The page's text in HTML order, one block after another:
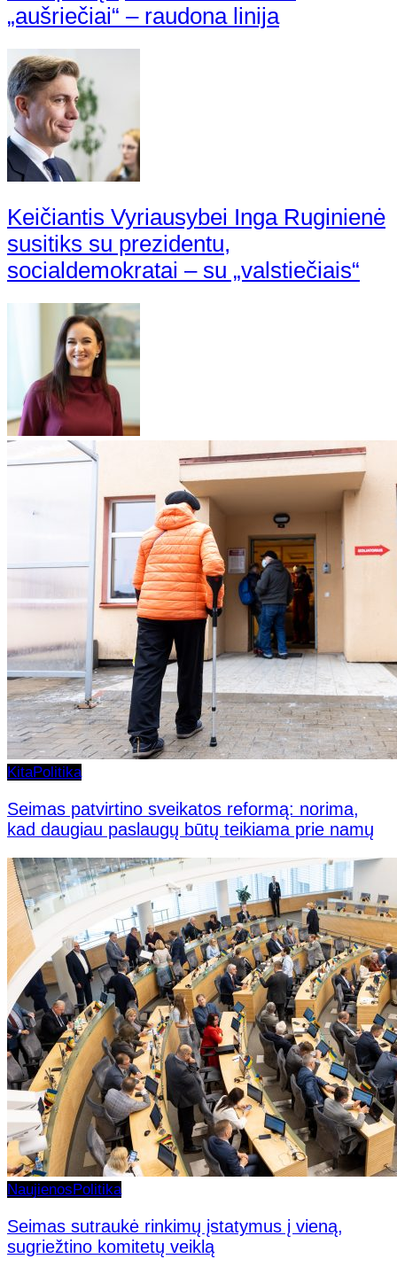
„aušriečiai“ – raudona linija
Keičiantis Vyriausybei Inga Ruginienė
susitiks su prezidentu,
socialdemokratai – su „valstiečiais“
KitaPolitika
Seimas patvirtino sveikatos reformą: norima,
kad daugiau paslaugų būtų teikiama prie namų
NaujienosPolitika
Seimas sutraukė rinkimų įstatymus į vieną,
sugriežtino komitetų veiklą